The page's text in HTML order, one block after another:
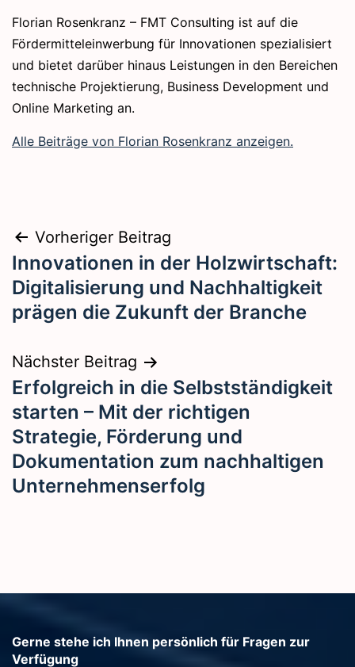
Florian Rosenkranz – FMT Consulting ist auf die
Fördermitteleinwerbung für Innovationen spezialisiert
und bietet darüber hinaus Leistungen in den Bereichen
technische Projektierung, Business Development und
Online Marketing an.
Alle Beiträge von Florian Rosenkranz anzeigen.
Beitragsnavigation
Vorheriger Beitrag
Innovationen in der Holzwirtschaft:
Digitalisierung und Nachhaltigkeit
prägen die Zukunft der Branche
Nächster Beitrag
Erfolgreich in die Selbstständigkeit
starten – Mit der richtigen
Strategie, Förderung und
Dokumentation zum nachhaltigen
Unternehmenserfolg
Gerne stehe ich Ihnen persönlich für Fragen zur
Verfügung